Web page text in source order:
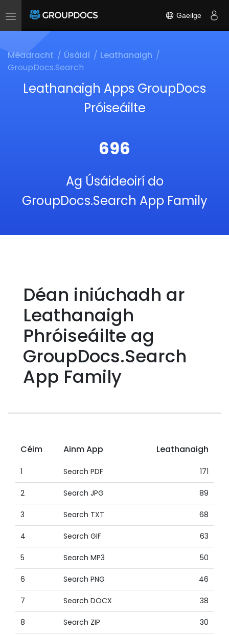
Toggle
Gaeilge
Méadracht Úsáidí
Leathanaigh
GroupDocs.Search
Leathanaigh Apps GroupDocs
Próiseáilte
696
Ag Úsáideoirí do
GroupDocs.Search App Family
Déan iniúchadh ar
Leathanaigh
Phróiseáilte ag
GroupDocs.Search
App Family
Céim Ainm App Leathanaigh
1 Search PDF 171
2 Search JPG 89
3 Search TXT 68
4 Search GIF 63
5 Search MP3 50
6 Search PNG 46
7 Search DOCX 38
8 Search ZIP 30